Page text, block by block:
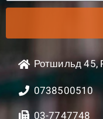
Ротшильд 45,
0738500510
03-7747748